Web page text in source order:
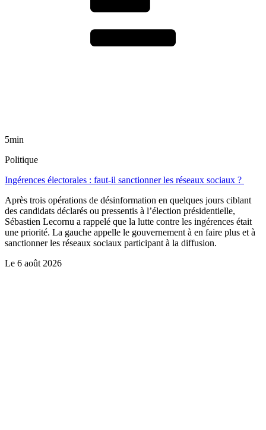
5min
Politique
Ingérences électorales : faut-il sanctionner les réseaux sociaux ?
Après trois opérations de désinformation en quelques jours ciblant
des candidats déclarés ou pressentis à l’élection présidentielle,
Sébastien Lecornu a rappelé que la lutte contre les ingérences était
une priorité. La gauche appelle le gouvernement à en faire plus et à
sanctionner les réseaux sociaux participant à la diffusion.
Le 6 août 2026